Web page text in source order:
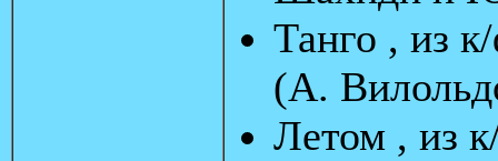
Танго , из
(А.
Летом , из